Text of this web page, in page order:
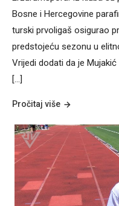
Bosne i Hercegovine
turski prvoligaš osigurao
predstojeću sezonu u
Vrijedi dodati da je
[…]
Pročitaj više